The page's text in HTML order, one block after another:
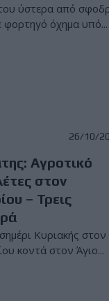
ύστερα από
φορτηγό όχημα υπό...
26/10/
Αγροτικό
στον
– Τρεις
Κυριακής στον
κοντά στον Άγιο...